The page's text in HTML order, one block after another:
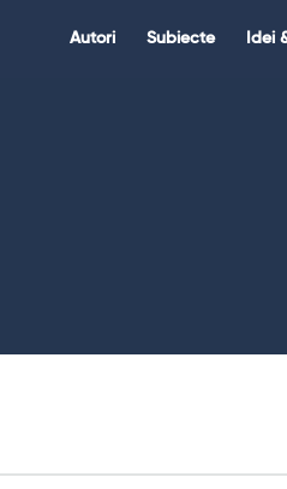
Citate.ro
Autori Subiecte Idei